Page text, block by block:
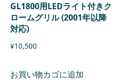
GL1800用LEDライト付きク
ロームグリル (2001年以降
対応)
¥10,500
お買い物カゴに追加